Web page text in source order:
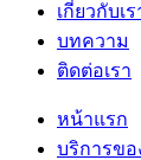
เกี่ยวกับเร
บทความ
ติดต่อเรา
หน้าแรก
บริการขอ